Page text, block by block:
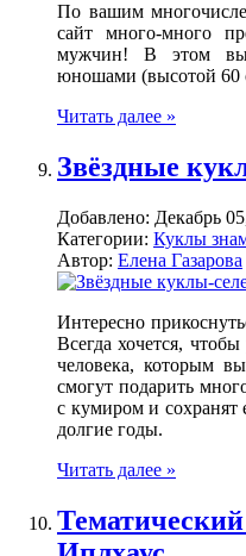
По вашим
сайт много-много
мужчин! В этом
юношами (высотой 60
Читать далее »
Звёздные
Добавлено: Декабрь
Категории: Куклы
Автор: Елена Газарова
Интересно
Всегда хочется,
человека, которым
смогут подарить
с кумиром и сохранят
долгие годы.
Читать далее »